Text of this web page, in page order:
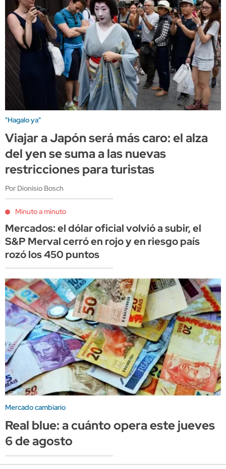
"Hagalo ya"
Viajar a Japón será más caro: el alza
del yen se suma a las nuevas
restricciones para turistas
Por Dionisio Bosch
Minuto a minuto
Mercados: el dólar oficial volvió a subir, el
S&P Merval cerró en rojo y en riesgo país
rozó los 450 puntos
Mercado cambiario
Real blue: a cuánto opera este jueves
6 de agosto